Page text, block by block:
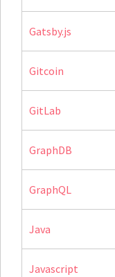
Gatsby.js
Gitcoin
GitLab
GraphDB
GraphQL
Java
Javascript